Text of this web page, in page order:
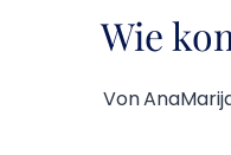
Wie
Von